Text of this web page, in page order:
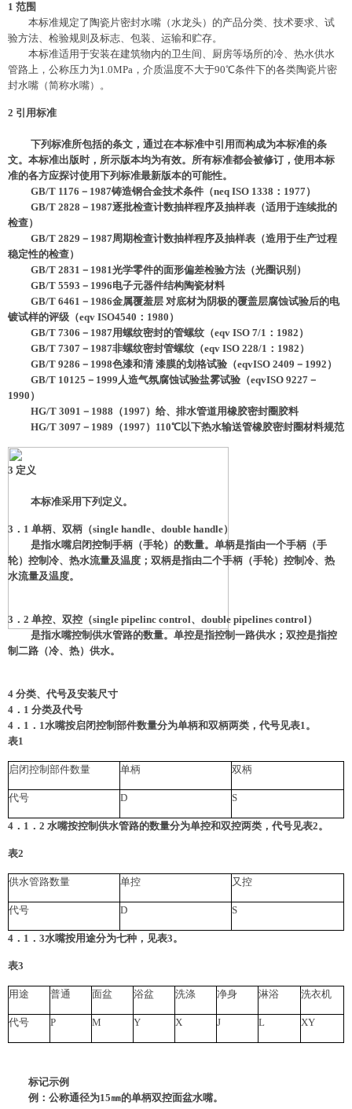
1 范围
本标准规定了陶瓷片密封水嘴（水龙头）的产品分类、技术要求、试
验方法、检验规则及标志、包装、运输和贮存。
本标准适用于安装在建筑物内的卫生间、厨房等场所的冷、热水供水
管路上，公称压力为1.0MPa，介质温度不大于90℃条件下的各类陶瓷片密
封水嘴（简称水嘴）。
2 引用标准
下列标准所包括的条文，通过在本标准中引用而构成为本标准的条
文。本标准出版时，所示版本均为有效。所有标准都会被修订，使用本标
准的各方应探讨使用下列标准最新版本的可能性。
GB/T 1176－1987铸造钢合金技术条件（neq ISO 1338：1977）
GB/T 2828－1987逐批检查计数抽样程序及抽样表（适用于连续批的
检查）
GB/T 2829－1987周期检查计数抽样程序及抽样表（造用于生产过程
稳定性的检查）
GB/T 2831－1981光学零件的面形偏差检验方法（光圈识别）
GB/T 5593－1996电子元器件结构陶瓷材料
GB/T 6461－1986金属覆羞层 对底材为阴极的覆盖层腐蚀试验后的电
镀试样的评级（eqv ISO4540：1980）
GB/T 7306－1987用螺纹密封的管螺纹（eqv ISO 7/1：1982）
GB/T 7307－1987非螺纹密封管螺纹（eqv ISO 228/1：1982）
GB/T 9286－1998色漆和清 漆膜的划格试验（eqvISO 2409－1992）
GB/T 10125－1999人造气氛腐蚀试验盐雾试验（eqvISO 9227－
1990）
HG/T 3091－1988（1997）给、排水管道用橡胶密封圈胶料
HG/T 3097－1989（1997）110℃以下热水输送管橡胶密封圈材料规范
3 定义
本标准采用下列定义。
3．1 单柄、双柄（single handle、double handle）
是指水嘴启闭控制手柄（手轮）的数量。单柄是指由一个手柄（手
轮）控制冷、热水流量及温度；双柄是指由二个手柄（手轮）控制冷、热
水流量及温度。
3．2 单控、双控（single pipelinc control、double pipelines control）
是指水嘴控制供水管路的数量。单控是指控制一路供水；双控是指控
制二路（冷、热）供水。
4 分类、代号及安装尺寸
4．1 分类及代号
4．1．1水嘴按启闭控制部件数量分为单柄和双柄两类，代号见表1。
表1
启闭控制部件数量 单柄 双柄
代号 D S
4．1．2 水嘴按控制供水管路的数量分为单控和双控两类，代号见表2。
表2
供水管路数量 单控 又控
代号 D S
4．1．3水嘴按用途分为七种，见表3。
表3
用途 普通 面盆 浴盆 洗涤 净身 淋浴 洗衣机
代号 P M Y X J L XY
标记示例
例：公称通径为15㎜的单柄双控面盆水嘴。